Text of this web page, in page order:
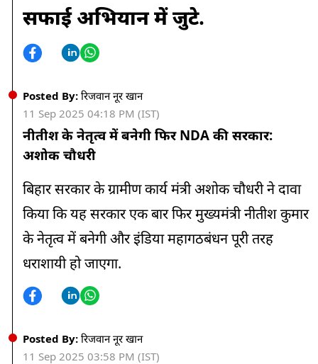
सफाई अभियान में जुटे.
Posted By: रिजवान नूर खान
11 Sep 2025 04:18 PM (IST)
नीतीश के नेतृत्व में बनेगी फिर NDA की सरकार:
अशोक चौधरी
बिहार सरकार के ग्रामीण कार्य मंत्री अशोक चौधरी ने दावा
किया कि यह सरकार एक बार फिर मुख्यमंत्री नीतीश कुमार
के नेतृत्व में बनेगी और इंडिया महागठबंधन पूरी तरह
धराशायी हो जाएगा.
Posted By: रिजवान नूर खान
11 Sep 2025 03:58 PM (IST)